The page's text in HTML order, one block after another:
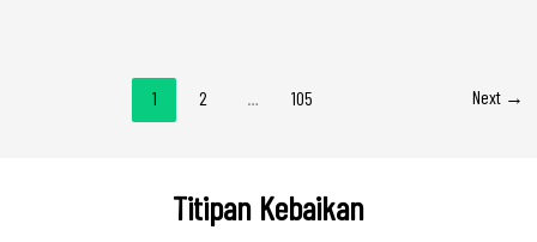
1 2 105 Next →
Titipan Kebaikan